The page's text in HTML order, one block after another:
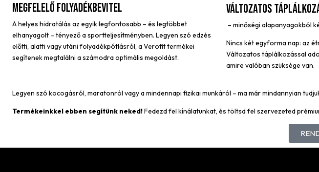
Megfelelő folyadékbevitel
A helyes hidratálás az egyik legfontosabb – és legtöbbet
elhanyagolt – tényező a sportteljesítményben. Legyen szó edzés
előtti, alatti vagy utáni folyadékpótlásról, a Verofit termékei
segítenek megtalálni a számodra optimális megoldást.
Változatos
– minőségi alapanyagokból
Nincs két egyforma nap: az
Változatos táplálkozással
amire valóban szüksége van.
Legyen szó kocogásról, maratonról vagy a mindennapi fizikai munkáról – ma már mindannyian
Termékeinkkel ebben segítünk neked!Fedezd fel kínálatunkat, és töltsd fel szervezeted